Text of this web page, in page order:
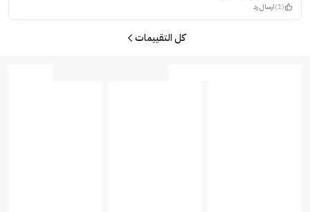
(1) ارسال رد
كل التقييمات